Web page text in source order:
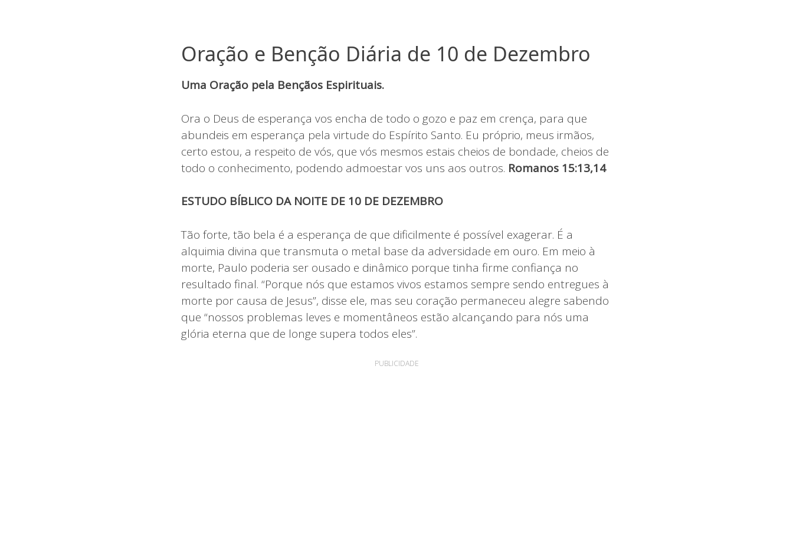
Oração e Benção Diária de 10 de Dezembro
Uma Oração pela Bençãos Espirituais.
Ora o Deus de esperança vos encha de todo o gozo e paz em crença, para que
abundeis em esperança pela virtude do Espírito Santo. Eu próprio, meus irmãos,
certo estou, a respeito de vós, que vós mesmos estais cheios de bondade, cheios de
todo o conhecimento, podendo admoestar vos uns aos outros. Romanos 15:13,14
ESTUDO BÍBLICO DA NOITE DE 10 DE DEZEMBRO
Tão forte, tão bela é a esperança de que dificilmente é possível exagerar. É a
alquimia divina que transmuta o metal base da adversidade em ouro. Em meio à
morte, Paulo poderia ser ousado e dinâmico porque tinha firme confiança no
resultado final. “Porque nós que estamos vivos estamos sempre sendo entregues à
morte por causa de Jesus”, disse ele, mas seu coração permaneceu alegre sabendo
que “nossos problemas leves e momentâneos estão alcançando para nós uma
glória eterna que de longe supera todos eles”.
PUBLICIDADE